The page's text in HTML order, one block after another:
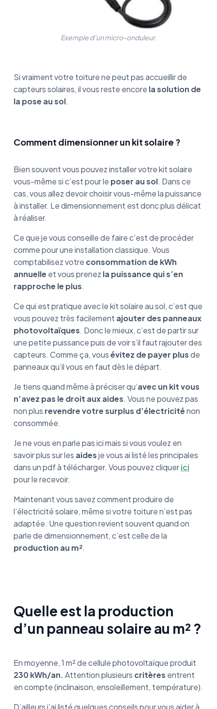
Exemple d’un micro-onduleur.
Si vraiment votre toiture ne peut pas accueillir de
capteurs solaires, il vous reste encore la solution de
la pose au sol.
Comment dimensionner un kit solaire ?
Bien souvent vous pouvez installer votre kit solaire
vous-même si c’est pour le poser au sol. Dans ce
cas, vous allez devoir choisir vous-même la puissance
à installer. Le dimensionnement est donc plus délicat
à réaliser.
Ce que je vous conseille de faire c’est de procéder
comme pour une installation classique. Vous
comptabilisez votre consommation de kWh
annuelle et vous prenez la puissance qui s’en
rapproche le plus.
Ce qui est pratique avec le kit solaire au sol, c’est que
vous pouvez très facilement ajouter des panneaux
photovoltaïques. Donc le mieux, c’est de partir sur
une petite puissance puis de voir s’il faut rajouter des
capteurs. Comme ça, vousévitez de payer plusde
panneaux qu’il vous en faut dès le départ.
Je tiens quand même à préciser qu’avec un kit vous
n’avez pas le droit aux aides. Vous ne pouvez pas
non plus revendre votre surplus d’électriciténon
consommée.
Je ne vous en parle pas ici mais si vous voulez en
savoir plus sur les aidesje vous ai listé les principales
dans un pdf à télécharger. Vous pouvez cliquerici
pour le recevoir.
Maintenant vous savez comment produire de
l’électricité solaire, même si votre toiture n’est pas
adaptée. Une question revient souvent quand on
parle de dimensionnement, c’est celle de la
production au m².
Quelle est la production
d’un panneau solaire au m² ?
En moyenne, 1 m² de cellule photovoltaïque produit
230 kWh/an.Attention plusieurs critères entrent
en compte (inclinaison, ensoleillement, température).
D’ailleurs j’ai listé quelques conseils pour vous aider à